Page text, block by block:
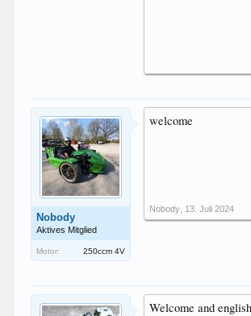
Nobody
Aktives Mitglied
Motor: 250ccm 4V
welcome
Nobody 13. Juli 2024
Welcome and